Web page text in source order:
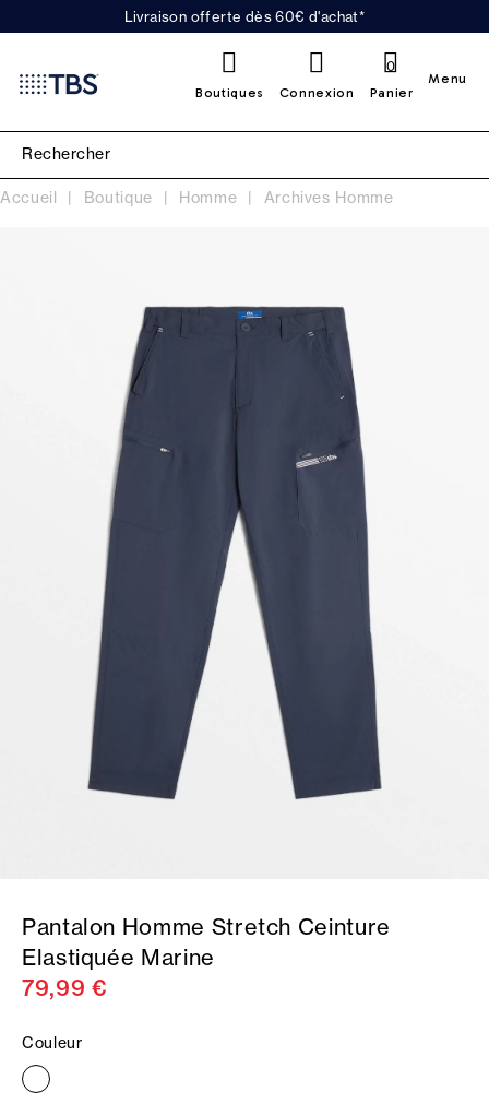
Livraison offerte dès 60€ d'achat*
Boutiques Connexion Panier
0
Menu
Accueil Boutique Homme Archives Homme
Pantalon Homme Stretch Ceinture
Elastiquée Marine
79,99 €
Couleur